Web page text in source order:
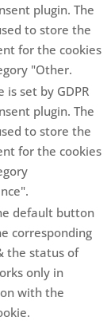
plugin. The
to store the
for the cookies
"Other.
is set by GDPR
plugin. The
to store the
for the cookies
default button
corresponding
the status of
only in
with the